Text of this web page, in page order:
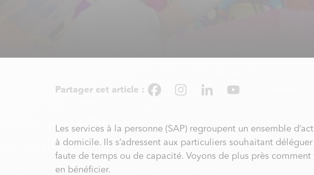
Partager cet article :
Les services à la personne (SAP) regroupent un ensemble
à domicile. Ils s’adressent aux particuliers souhaitant
faute de temps ou de capacité. Voyons de plus près
en bénéficier.